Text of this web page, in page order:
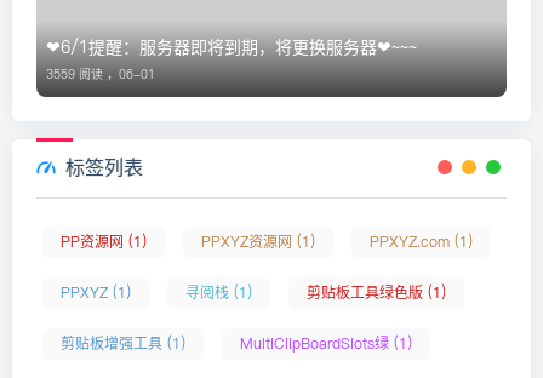
❤6/1提醒：服务器即将到期，将更换服务器❤~~~
3559 阅读 ， 06-01
标签列表
PP资源网 (1) PPXYZ资源网 (1) PPXYZ.com (1)
PPXYZ (1) 寻阅栈 (1) 剪贴板工具绿色版 (1)
剪贴板增强工具 (1) MultiClipBoardSlots绿 (1)